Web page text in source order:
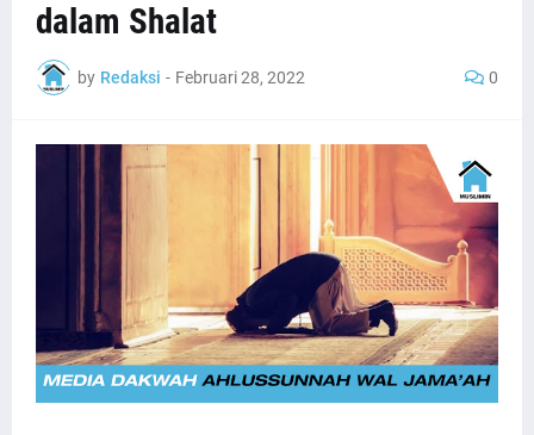
dalam Shalat
by Redaksi - Februari 28, 2022 0